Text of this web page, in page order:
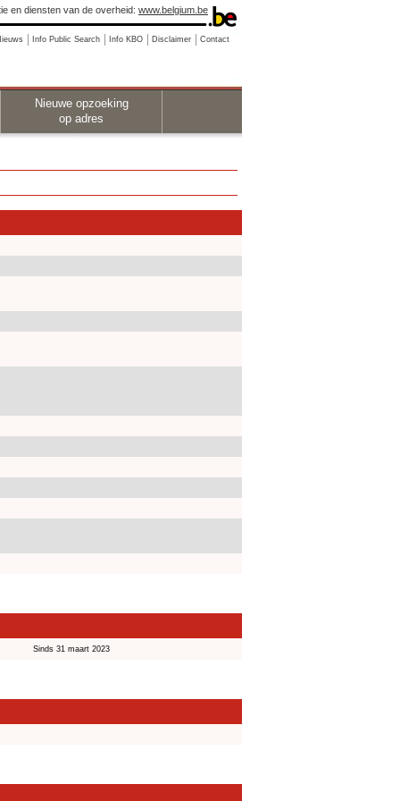
en diensten van de overheid: www.belgium.be
Info Public Search Info KBO Disclaimer Contact
Nieuwe opzoeking
op adres
Sinds 31 maart 2023